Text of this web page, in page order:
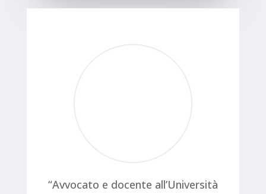
“Avvocato e docente all’Università